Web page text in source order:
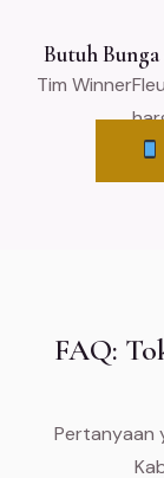
Butuh
Tim
FAQ:
Pertanyaan